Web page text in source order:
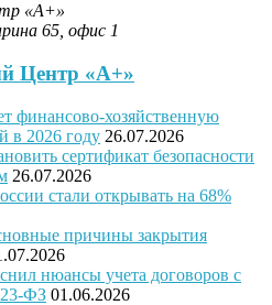
«А+»
65, офис 1
Центр «А+»
финансово-хозяйственную
в 2026 году 26.07.2026
сертификат безопасности
26.07.2026
стали открывать на 68%
причины закрытия
нюансы учета договоров с
ФЗ 01.06.2026